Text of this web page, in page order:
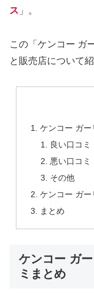
ス 」。
この「ケンコー ガ
と販売店について紹
ケンコー ガ
良い口コミ
悪い口コミ
その他
ケンコー ガー
まとめ
ケンコー ガ
ミまとめ